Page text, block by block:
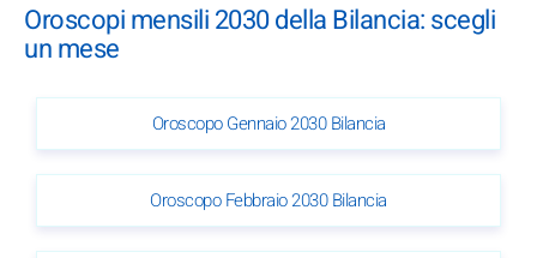
Oroscopi mensili 2030 della Bilancia: scegli
un mese
Oroscopo Gennaio 2030 Bilancia
Oroscopo Febbraio 2030 Bilancia